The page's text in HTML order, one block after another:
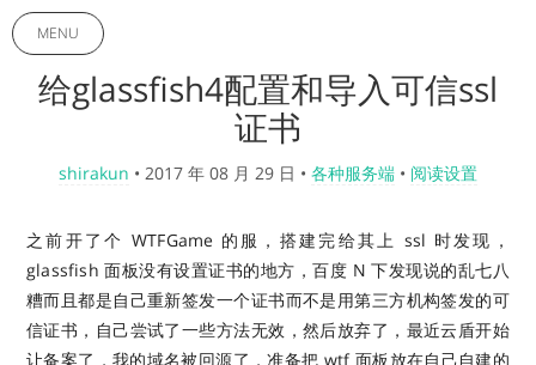
MENU
给glassfish4配置和导入可信ssl
证书
shirakun • 2017 年 08 月 29 日 • 各种服务端 • 阅读设置
之前开了个 WTFGame 的服，搭建完给其上 ssl 时发现，
glassfish 面板没有设置证书的地方，百度 N 下发现说的乱七八
糟而且都是自己重新签发一个证书而不是用第三方机构签发的可
信证书，自己尝试了一些方法无效，然后放弃了，最近云盾开始
让备案了，我的域名被回源了，准备把 wtf 面板放在自己自建的